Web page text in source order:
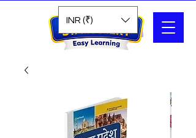
Search
INR (₹)